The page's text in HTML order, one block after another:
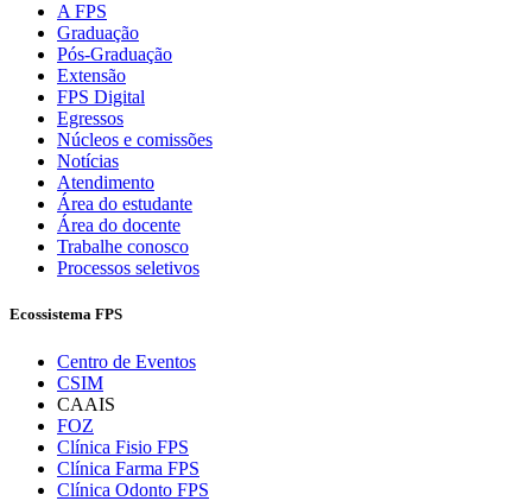
A FPS
Graduação
Pós-Graduação
Extensão
FPS Digital
Egressos
Núcleos e comissões
Notícias
Atendimento
Área do estudante
Área do docente
Trabalhe conosco
Processos seletivos
Ecossistema FPS
Centro de Eventos
CSIM
CAAIS
FOZ
Clínica Fisio FPS
Clínica Farma FPS
Clínica Odonto FPS